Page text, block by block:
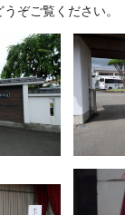
うぞご覧ください。